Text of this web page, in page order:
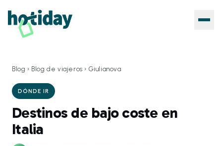
Blog › Blog de viajeros › Giulianova
DÓNDE IR
Destinos de bajo coste en
Italia